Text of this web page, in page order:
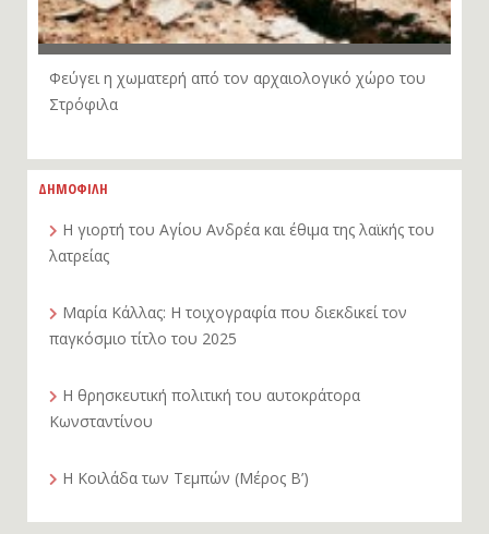
Φεύγει η χωματερή από τον αρχαιολογικό χώρο του
Στρόφιλα
ΔΗΜΟΦΙΛΗ
Η γιορτή του Αγίου Ανδρέα και έθιμα της λαϊκής του
λατρείας
Μαρία Κάλλας: Η τοιχογραφία που διεκδικεί τον
παγκόσμιο τίτλο του 2025
Η θρησκευτική πολιτική του αυτοκράτορα
Κωνσταντίνου
Η Κοιλάδα των Τεμπών (Μέρος Β’)